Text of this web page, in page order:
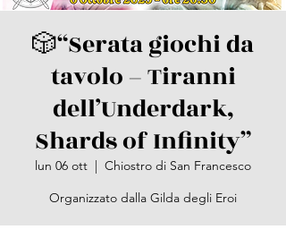
🎲“Serata giochi da
tavolo – Tiranni
dell’Underdark,
Shards of Infinity”
lun 06 ott
  |
Chiostro di San Francesco
Organizzato dalla Gilda degli Eroi